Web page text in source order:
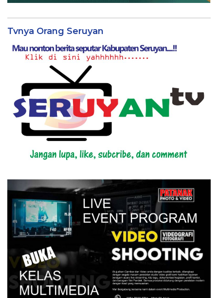
Tvnya Orang Seruyan